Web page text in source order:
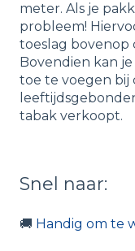
meter. Als je
probleem!
toeslag bovenop
Bovendien kan
toe te voegen bij
tabak verkoopt.
Snel naar:
🚚 Handig om te